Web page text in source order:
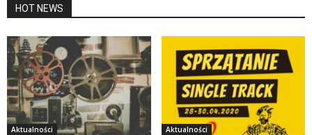
HOT NEWS
Aktualności Aktualności